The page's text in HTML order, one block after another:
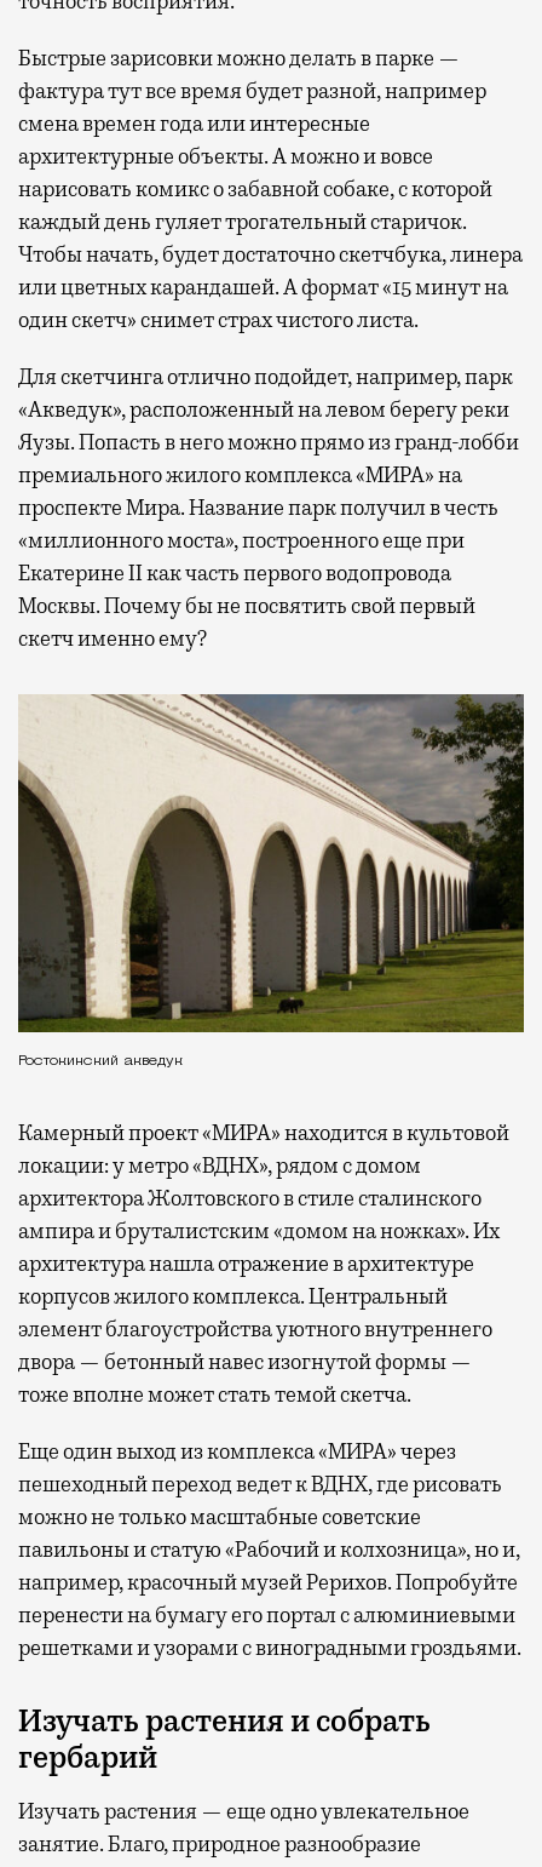
Быстрые зарисовки можно делать в парке —
фактура тут все время будет разной, например
смена времен года или интересные
архитектурные объекты. А можно и вовсе
нарисовать комикс о забавной собаке, с которой
каждый день гуляет трогательный старичок.
Чтобы начать, будет достаточно скетчбука, линера
или цветных карандашей. А формат «15 минут на
один скетч» снимет страх чистого листа.
Для скетчинга отлично подойдет, например, парк
«Акведук», расположенный на левом берегу реки
Яузы. Попасть в него можно прямо из гранд-лобби
премиального жилого комплекса «МИРА» на
проспекте Мира. Название парк получил в честь
«миллионного моста», построенного еще при
Екатерине II как часть первого водопровода
Москвы. Почему бы не посвятить свой первый
скетч именно ему?
Ростокинский акведук
Камерный проект «МИРА» находится в культовой
локации: у метро «ВДНХ», рядом с домом
архитектора Жолтовского в стиле сталинского
ампира и бруталистским «домом на ножках». Их
архитектура нашла отражение в архитектуре
корпусов жилого комплекса. Центральный
элемент благоустройства уютного внутреннего
двора — бетонный навес изогнутой формы —
тоже вполне может стать темой скетча.
Еще один выход из комплекса «МИРА» через
пешеходный переход ведет к ВДНХ, где рисовать
можно не только масштабные советские
павильоны и статую «Рабочий и колхозница», но и,
например, красочный музей Рерихов. Попробуйте
перенести на бумагу его портал с алюминиевыми
решетками и узорами с виноградными гроздьями.
Изучать растения и собрать
гербарий
Изучать растения — еще одно увлекательное
занятие. Благо, природное разнообразие